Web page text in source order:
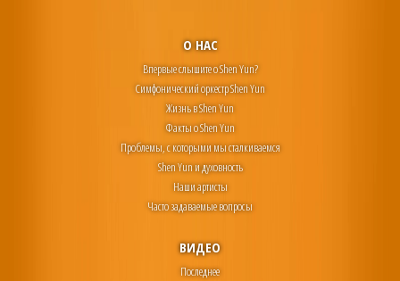
О НАС
Впервые слышите о Shen Yun?
Симфонический оркестр Shen Yun
Жизнь в Shen Yun
Факты о Shen Yun
Проблемы, с которыми мы сталкиваемся
Shen Yun и духовность
Наши артисты
Часто задаваемые вопросы
ВИДЕО
Последнее